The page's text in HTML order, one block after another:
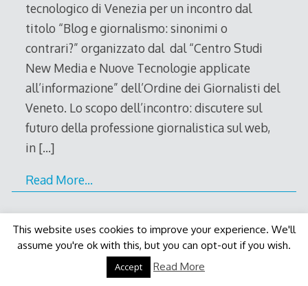
tecnologico di Venezia per un incontro dal
titolo “Blog e giornalismo: sinonimi o
contrari?” organizzato dal dal “Centro Studi
New Media e Nuove Tecnologie applicate
all’informazione” dell’Ordine dei Giornalisti del
Veneto. Lo scopo dell’incontro: discutere sul
futuro della professione giornalistica sul web,
in […]
Read More…
Decode Themeby Macho Themes
This website uses cookies to improve your experience. We'll
assume you're ok with this, but you can opt-out if you wish.
Accept Read More